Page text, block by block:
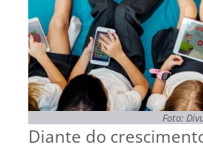
Foto:
Diante do